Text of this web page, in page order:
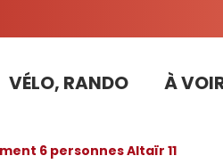
VÉLO, RANDO À
6 personnes Altaïr 11